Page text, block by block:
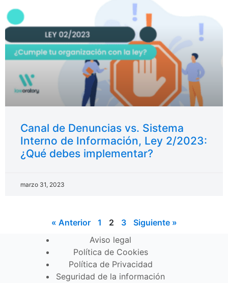
Canal de Denuncias vs. Sistema
Interno de Información, Ley 2/2023:
¿Qué debes implementar?
marzo 31, 2023
« Anterior 1 2 3
Siguiente »
Aviso legal
Política de Cookies
Política de Privacidad
Seguridad de la información